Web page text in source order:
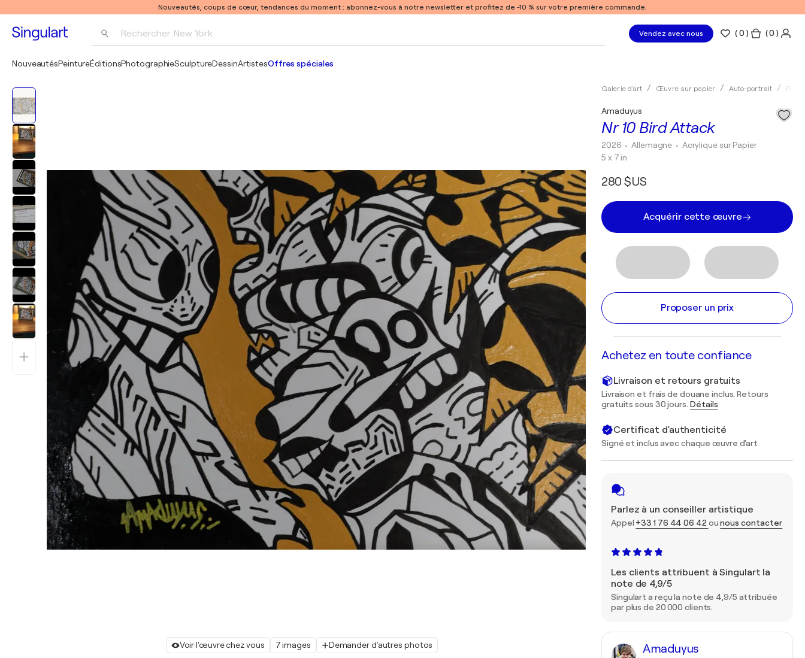
Nouveautés, coups de cœur, tendances du moment : abonnez-vous à notre newsletter et profitez de -10 % sur votre première commande.
Rechercher New York Vendez avec nous (0 ) ( 0 )
NouveautésPeintureÉditionsPhotographieSculptureDessinArtistesOffres spéciales
Voir l'œuvre chez vous 7 images Demander d'autres photos
Galerie d'art Œuvre sur papier Auto-portrait Pop
Nr 10 Bird Attack
Amaduyus
2026 • Allemagne • Acrylique sur Papier
5 x 7 in
280 $US
Acquérir cette œuvre
Proposer un prix
Achetez en toute confiance
Livraison et retours gratuits
Livraison et frais de douane inclus. Retours
gratuits sous 30 jours. Détails
Certificat d'authenticité
Signé et inclus avec chaque œuvre d'art
Parlez à un conseiller artistique
Appel +33 1 76 44 06 42 ounous contacter
Les clients attribuent à Singulart la
note de 4,9/5
Singulart a reçu la note de 4,9/5 attribuée
par plus de 20 000 clients.
Amaduyus